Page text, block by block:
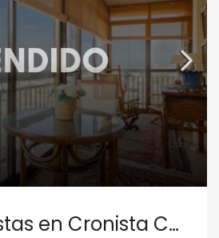
Piso con vistas en Cronista Carreres Valencia